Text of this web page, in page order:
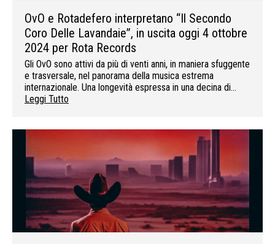
OvO e Rotadefero interpretano “Il Secondo
Coro Delle Lavandaie”, in uscita oggi 4 ottobre
2024 per Rota Records
Gli OvO sono attivi da più di venti anni, in maniera sfuggente
e trasversale, nel panorama della musica estrema
internazionale. Una longevità espressa in una decina di…
Leggi Tutto